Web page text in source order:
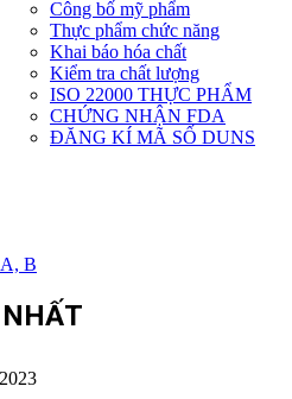
Dịch
vụ
khác
Công bố mỹ phẩm
Thực phẩm chức năng
Khai báo hóa chất
Kiểm tra chất lượng
ISO 22000 THỰC PHẨM
CHỨNG NHẬN FDA
ĐĂNG KÍ MÃ SỐ DUNS
B